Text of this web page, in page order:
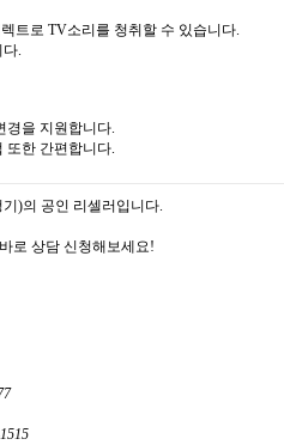
트로 TV소리를 청취할 수 있습니다.
.
경을 지원합니다.
또한 간편합니다.
)의 공인 리셀러입니다.
로 상담 신청해보세요!